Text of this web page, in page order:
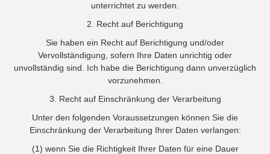
unterrichtet zu werden.
2. Recht auf Berichtigung
Sie haben ein Recht auf Berichtigung und/oder
Vervollständigung, sofern Ihre Daten unrichtig oder
unvollständig sind. Ich habe die Berichtigung dann unverzüglich
vorzunehmen.
3. Recht auf Einschränkung der Verarbeitung
Unter den folgenden Voraussetzungen können Sie die
Einschränkung der Verarbeitung Ihrer Daten verlangen:
(1) wenn Sie die Richtigkeit Ihrer Daten für eine Dauer